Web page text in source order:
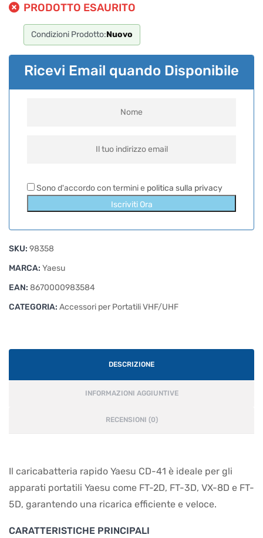
PRODOTTO ESAURITO
Condizioni Prodotto:Nuovo
Ricevi Email quando Disponibile
Sono d'accordo con termini e politica sulla privacy
Iscriviti Ora
SKU: 98358
MARCA: Yaesu
EAN: 8670000983584
CATEGORIA: Accessori per Portatili VHF/UHF
DESCRIZIONE
INFORMAZIONI AGGIUNTIVE
RECENSIONI (0)
Il caricabatteria rapido Yaesu CD-41 è ideale per gli
apparati portatili Yaesu come FT-2D, FT-3D, VX-8D e FT-
5D, garantendo una ricarica efficiente e veloce.
CARATTERISTICHE PRINCIPALI